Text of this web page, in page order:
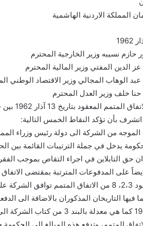
المملكة الاردنية الهاشمية
حازم نسيبه وزير الخارجية المحترم
الدين المفتي وزير المالية المحترم
الوهاب المجالي وزير الاقتصاد الوطني
خلف وزير العدل المحترم
13 آذار 1962 بين حكومة المملكة الاردنية الهاشمية وشركة خط الانابيب عبر
اتشرف بأن تؤكد النقاط الخمس التالية:
يدخل في جملة الترتيبات القائمة بين الحكومة والشركة
في اجراء التقاص بموجب الفقرة (13) من البند (أ) من الكتاب المذكور المؤرخ في